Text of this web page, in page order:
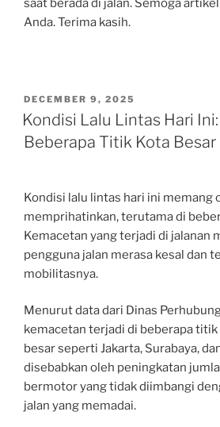
Anda. Terima kasih.
POSTED
ON
DECEMBER 9, 2025
Kondisi Lalu Lintas Hari
Beberapa Titik Kota Besar
Kondisi lalu lintas hari ini memang
memprihatinkan, terutama di
Kemacetan yang terjadi di jalanan
pengguna jalan merasa kesal dan
mobilitasnya.
Menurut data dari Dinas
kemacetan terjadi di beberapa
besar seperti Jakarta, Surabaya,
disebabkan oleh peningkatan
bermotor yang tidak diimbangi
jalan yang memadai.